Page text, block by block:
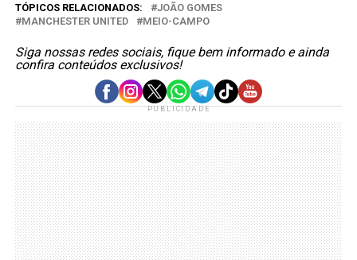
TÓPICOS RELACIONADOS:
JOÃO GOMES
MANCHESTER UNITED
MEIO-CAMPO
Siga nossas redes sociais, fique bem informado e ainda
confira conteúdos exclusivos!
PUBLICIDADE